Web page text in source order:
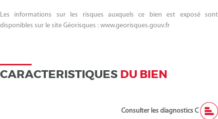
Les informations sur les risques auxquels ce bien est exposé sont
disponibles sur le site Géorisques : www.georisques.gouv.fr
CARACTERISTIQUES DU BIEN
Consulter les diagnostics C